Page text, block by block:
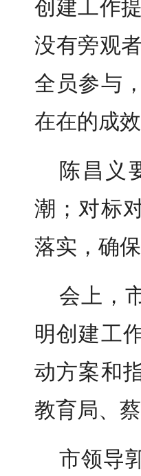
创建工作
没有旁观
全员参与
在在的成效
陈昌义
潮；对标
落实，确
会上，
明创建工
动方案和
教育局、
市领导